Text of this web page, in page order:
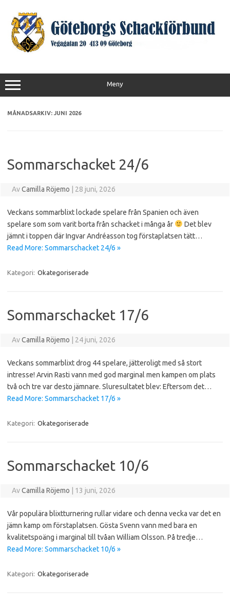
innehåll
Meny
MÅNADSARKIV: JUNI 2026
Sommarschacket 24/6
AvCamilla Röjemo 28 juni, 2026
Veckans sommarblixt lockade spelare från Spanien och även
spelare som som varit borta från schacket i många år
Det blev
jämnt i toppen där Ingvar Andréasson tog förstaplatsen tätt…
Read More: Sommarschacket 24/6 »
Kategori: Okategoriserade
Sommarschacket 17/6
AvCamilla Röjemo 24 juni, 2026
Veckans sommarblixt drog 44 spelare, jätteroligt med så stort
intresse! Arvin Rasti vann med god marginal men kampen om plats
två och tre var desto jämnare. Sluresultatet blev: Eftersom det…
Read More: Sommarschacket 17/6 »
Kategori: Okategoriserade
Sommarschacket 10/6
AvCamilla Röjemo 13 juni, 2026
Vår populära blixtturnering rullar vidare och denna vecka var det en
jämn kamp om förstaplatsen. Gösta Svenn vann med bara en
kvalitetspoäng i marginal till tvåan William Olsson. På tredje…
Read More: Sommarschacket 10/6 »
Kategori: Okategoriserade